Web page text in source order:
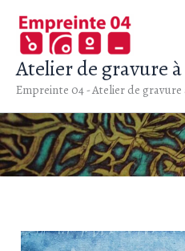
Aller
contenu
Atelier de gravure
Empreinte 04 - Atelier de gravure